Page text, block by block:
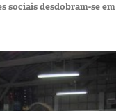
sociais desdobram-se em